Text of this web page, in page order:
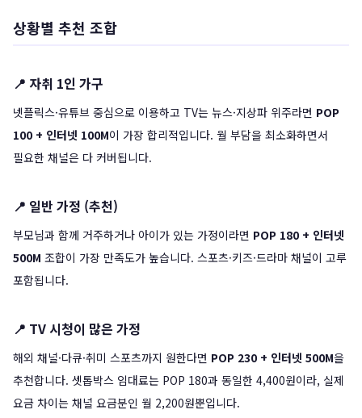
상황별 추천 조합
📍 자취 1인 가구
넷플릭스·유튜브 중심으로 이용하고 TV는 뉴스·지상파 위주라면 POP
100 + 인터넷 100M이 가장 합리적입니다. 월 부담을 최소화하면서
필요한 채널은 다 커버됩니다.
📍 일반 가정 (추천)
부모님과 함께 거주하거나 아이가 있는 가정이라면 POP 180 + 인터넷
500M 조합이 가장 만족도가 높습니다. 스포츠·키즈·드라마 채널이 고루
포함됩니다.
📍 TV 시청이 많은 가정
해외 채널·다큐·취미 스포츠까지 원한다면 POP 230 + 인터넷 500M을
추천합니다. 셋톱박스 임대료는 POP 180과 동일한 4,400원이라, 실제
요금 차이는 채널 요금분인 월 2,200원뿐입니다.